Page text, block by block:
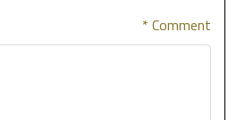
Comment
*